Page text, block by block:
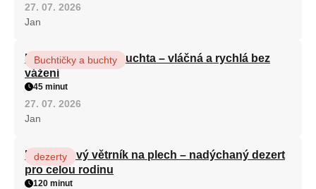
27. 07. 2026
Jan
Hrnková maková buchta – vláčná a rychlá bez
vážení
Buchtičky a buchty
45 minut
27. 07. 2026
Jan
Karamelový větrník na plech – nadýchaný dezert
pro celou rodinu
dezerty
120 minut